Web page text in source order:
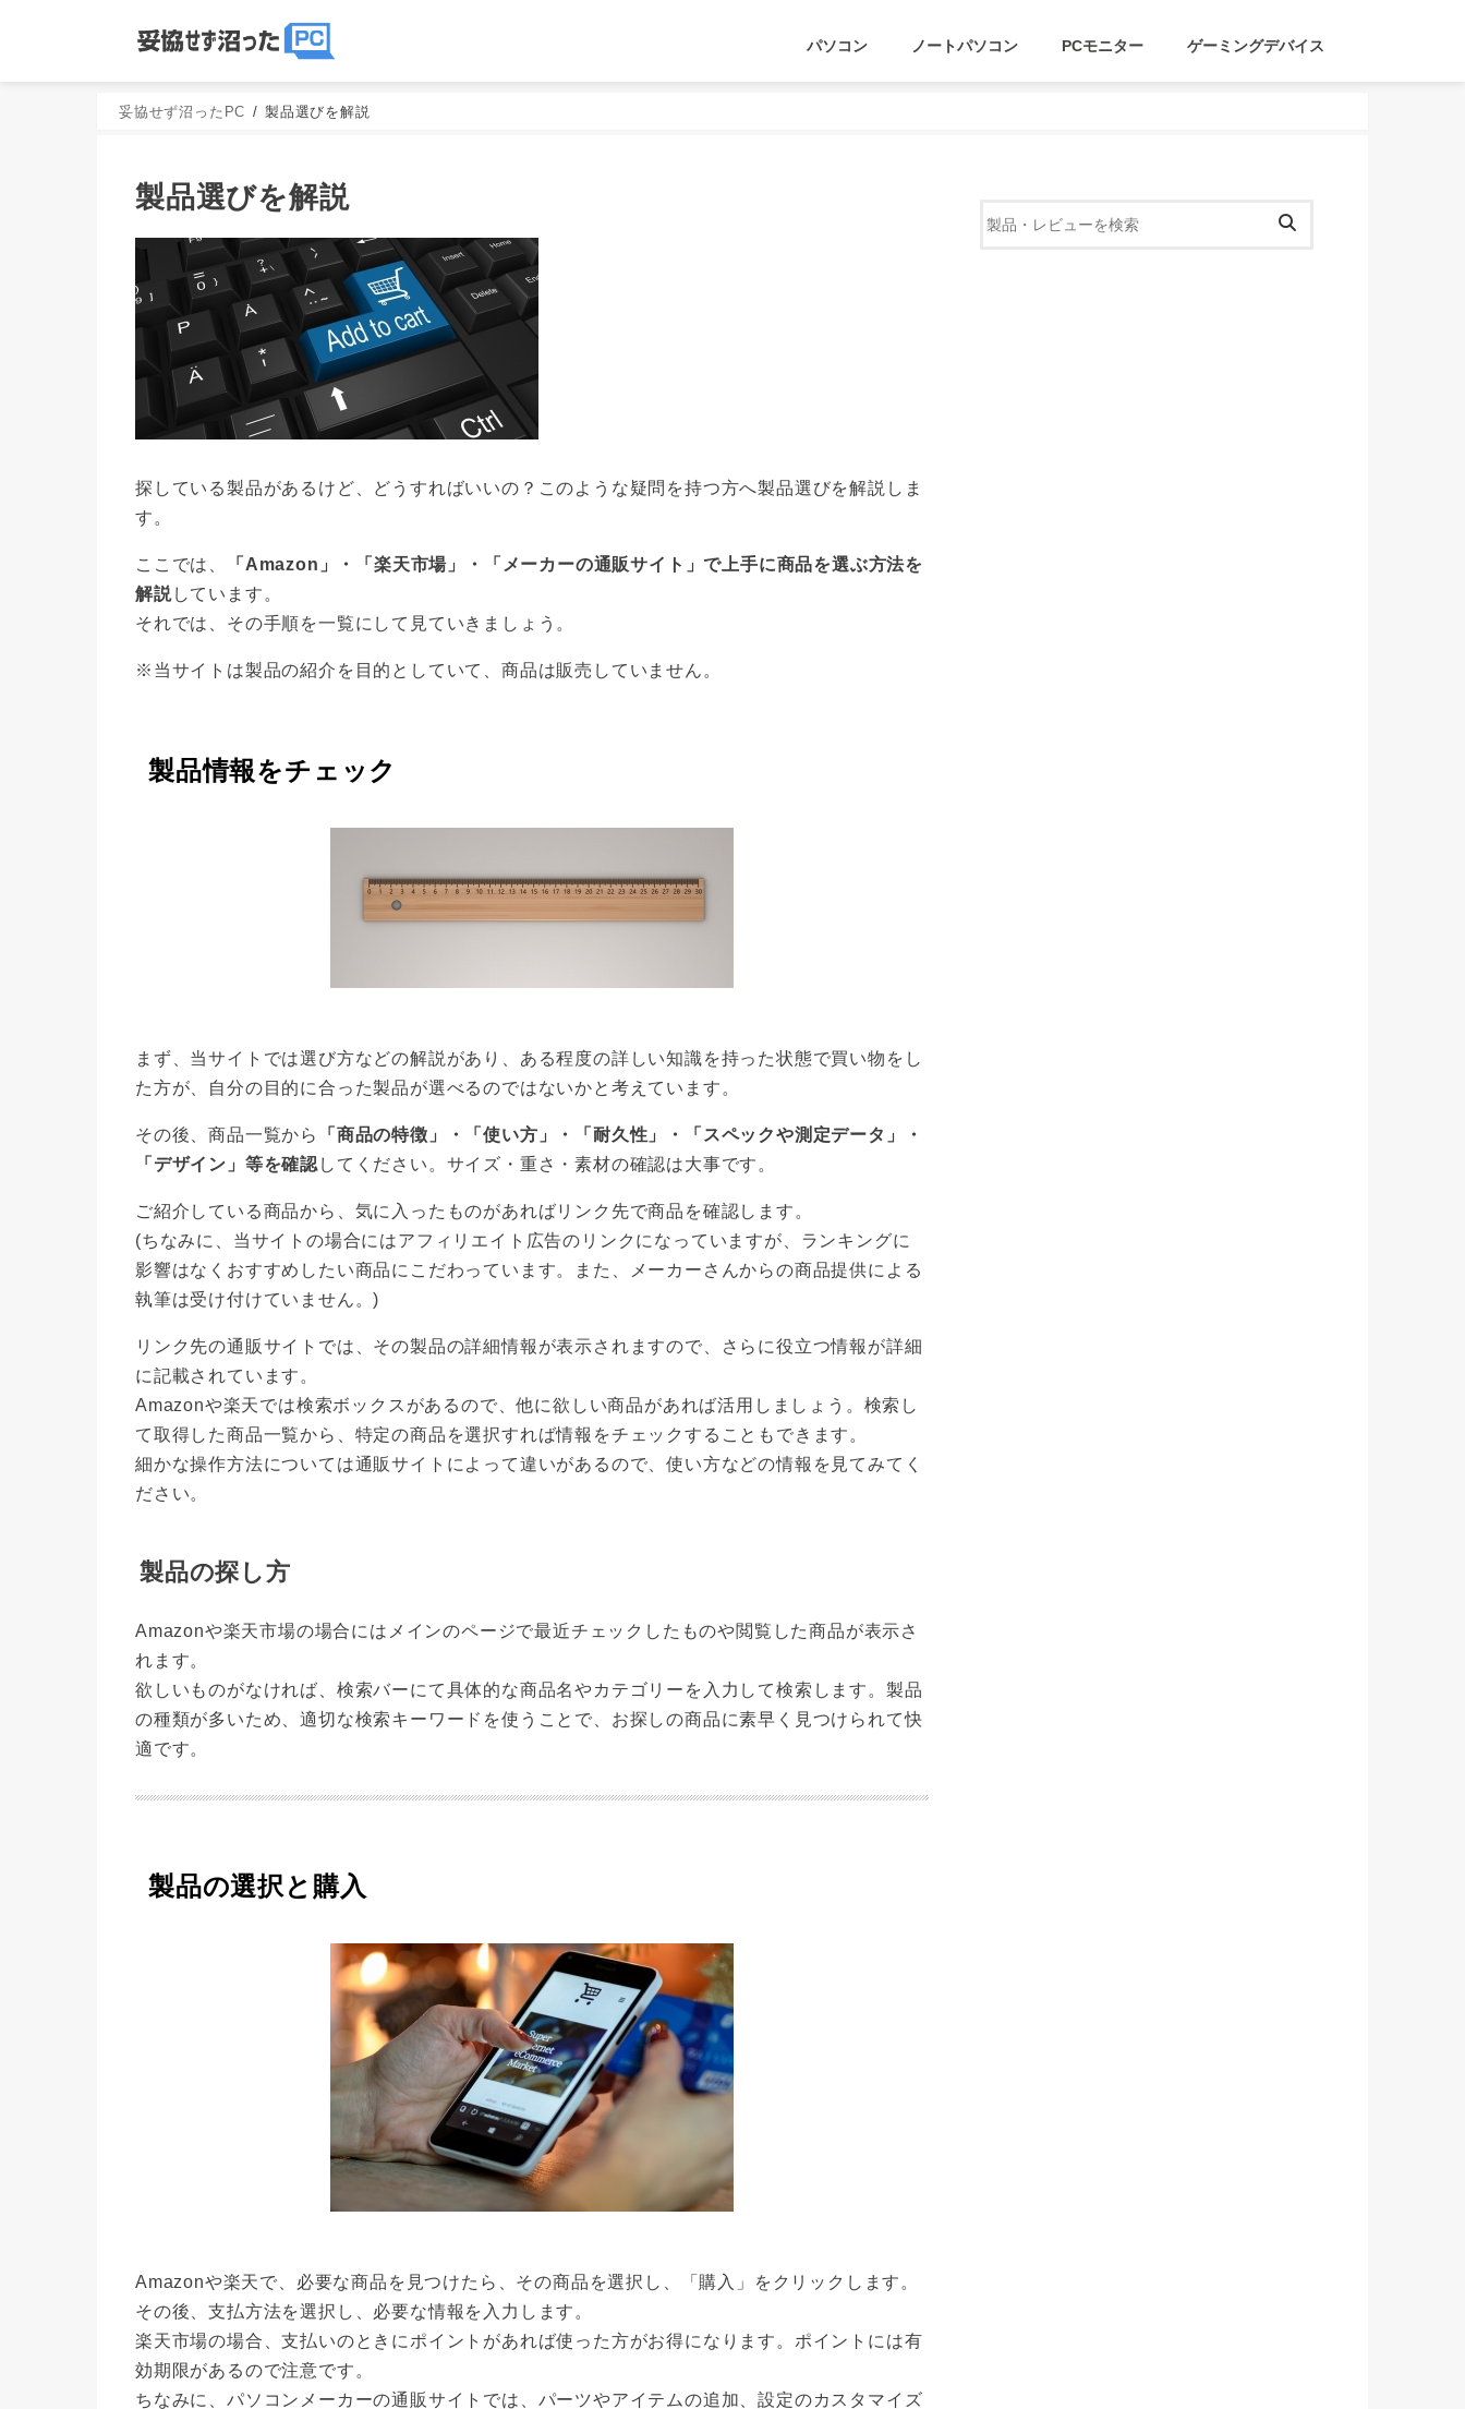
パソコン ノートパソコン PCモニター ゲーミングデバイス
妥協せず沼ったPC 製品選びを解説
製品選びを解説
探している製品があるけど、どうすればいいの？このような疑問を持つ方へ製品選びを解説しま
す。
ここでは、
「Amazon」・「楽天市場」・「メーカーの通販サイト」で上手に商品を選ぶ方法を
解説しています。
それでは、その手順を一覧にして見ていきましょう。
※当サイトは製品の紹介を目的としていて、商品は販売していません。
製品情報をチェック
まず、当サイトでは選び方などの解説があり、ある程度の詳しい知識を持った状態で買い物をし
た方が、自分の目的に合った製品が選べるのではないかと考えています。
その後、商品一覧から
「商品の特徴」・「使い方」・「耐久性」・「スペックや測定データ」・
「デザイン」等を確認 してください。サイズ・重さ・素材の確認は大事です。
ご紹介している商品から、気に入ったものがあればリンク先で商品を確認します。
(ちなみに、当サイトの場合にはアフィリエイト広告のリンクになっていますが、ランキングに
影響はなくおすすめしたい商品にこだわっています。また、メーカーさんからの商品提供による
執筆は受け付けていません。)
リンク先の通販サイトでは、その製品の詳細情報が表示されますので、さらに役立つ情報が詳細
に記載されています。
Amazonや楽天では検索ボックスがあるので、他に欲しい商品があれば活用しましょう。検索し
て取得した商品一覧から、特定の商品を選択すれば情報をチェックすることもできます。
細かな操作方法については通販サイトによって違いがあるので、使い方などの情報を見てみてく
ださい。
製品の探し方
Amazonや楽天市場の場合にはメインのページで最近チェックしたものや閲覧した商品が表示さ
れます。
欲しいものがなければ、検索バーにて具体的な商品名やカテゴリーを入力して検索します。製品
の種類が多いため、適切な検索キーワードを使うことで、お探しの商品に素早く見つけられて快
適です。
製品の選択と購入
Amazonや楽天で、必要な商品を見つけたら、その商品を選択し、「購入」をクリックします。
その後、支払方法を選択し、必要な情報を入力します。
楽天市場の場合、支払いのときにポイントがあれば使った方がお得になります。ポイントには有
効期限があるので注意です。
ちなみに、パソコンメーカーの通販サイトでは、パーツやアイテムの追加、設定のカスタマイズ